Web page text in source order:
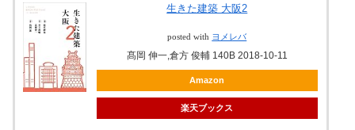
生きた建築 大阪2
posted with ヨメレバ
髙岡 伸一,倉方 俊輔 140B 2018-10-11
Amazon
楽天ブックス